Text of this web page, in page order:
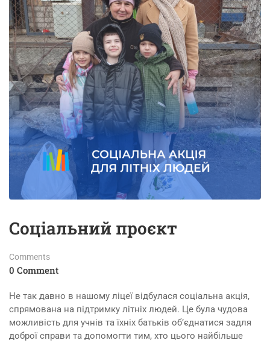
Соціальний проєкт
Comments
0 Comment
Не так давно в нашому ліцеї відбулася соціальна акція,
спрямована на підтримку літніх людей. Це була чудова
можливість для учнів та їхніх батьків об’єднатися задля
доброї справи та допомогти тим, хто цього найбільше